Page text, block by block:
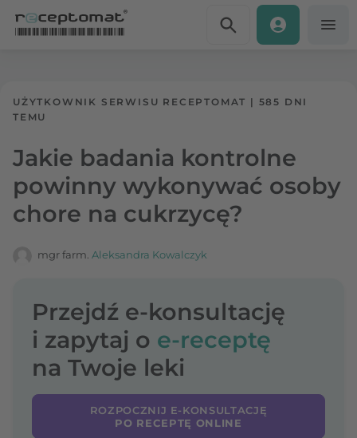
UŻYTKOWNIK SERWISU RECEPTOMAT | 585 DNI
TEMU
Jakie badania kontrolne
powinny wykonywać osoby
chore na cukrzycę?
mgr farm. Aleksandra Kowalczyk
Przejdź e-konsultację
i zapytaj o e-receptę
na Twoje leki
ROZPOCZNIJ E-KONSULTACJĘ
PO RECEPTĘ ONLINE